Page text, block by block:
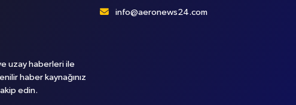
uzay haberleri ile
haber kaynağınız
edin.
info@aeronews24.com